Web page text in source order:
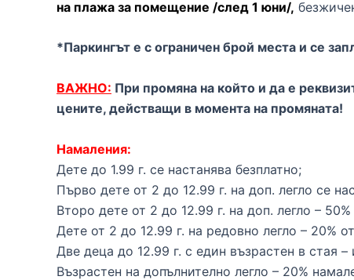
на плажа за помещение /след 1 юни/,
*Паркингът е с ограничен брой места и се
ВАЖНО: При промяна на който и да е
цените, действащи в момента на промяната!
Намаления:
Дете до 1.99 г. се настанява безплатно;
Първо дете от 2 до 12.99 г. на доп. легло се
Второ дете от 2 до 12.99 г. на доп. легло –
Дете от 2 до 12.99 г. на редовно легло – 20%
Две деца до 12.99 г. с един възрастен в стая
Възрастен на допълнително легло – 20%